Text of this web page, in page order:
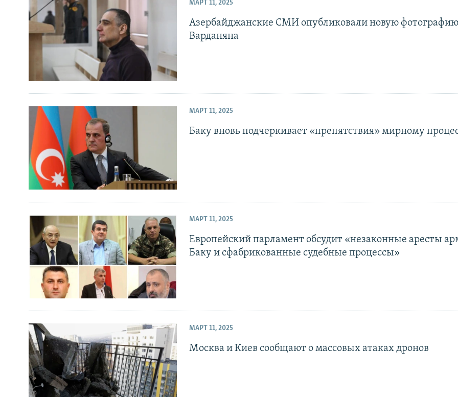
МАРТ 11, 2025
Азербайджанские СМИ опубликовали новую
Варданяна
МАРТ 11, 2025
Баку вновь подчеркивает «препятствия» мирному
МАРТ 11, 2025
Европейский парламент обсудит «незаконные аресты
Баку и сфабрикованные судебные процессы»
МАРТ 11, 2025
Москва и Киев сообщают о массовых атаках дронов